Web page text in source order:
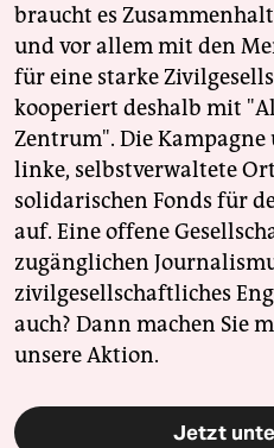
braucht es
und vor allem mit den
für eine starke
kooperiert deshalb mit
Zentrum". Die
linke, selbstverwaltete
solidarischen Fonds für
auf. Eine offene
zugänglichen
zivilgesellschaftliches
auch? Dann machen Sie
unsere Aktion.
Jetzt